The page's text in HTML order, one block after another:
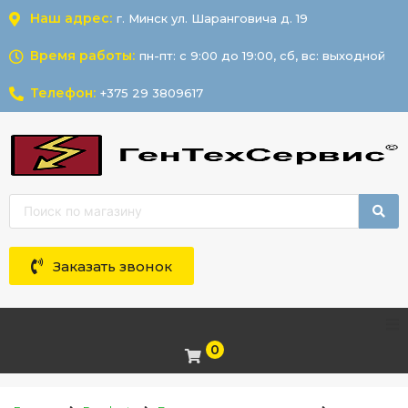
Наш адрес: г. Минск ул. Шаранговича д. 19
Время работы: пн-пт: с 9:00 до 19:00, сб, вс: выходной
Телефон: +375 29 3809617
Заказать звонок
0